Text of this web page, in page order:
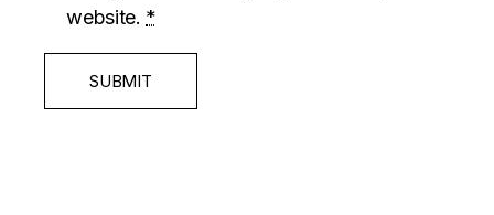
website. *
SUBMIT